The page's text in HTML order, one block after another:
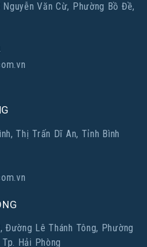
Văn Cừ, Phường Bồ Đề,
Thị Trấn Dĩ An, Tỉnh Bình
Đường Lê Thánh Tông, Phường
Hải Phòng